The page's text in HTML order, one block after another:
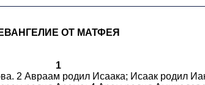
ЕВАНГЕЛИЕ ОТ МАТФЕЯ
1
2 Авраам родил Исаака; Исаак родил